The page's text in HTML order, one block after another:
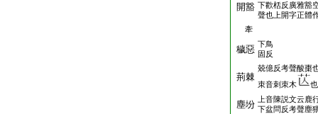
開豁 下歡栝反廣雅豁
聲也上開字正體
牽
穢惡 下鳥
固反
荊棘
兢億反考聲酸棗
朿音刺朿木
塵坋
上音陳説文云鹿
下盆問反考聲塵